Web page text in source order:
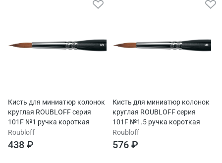
Кисть для миниатюр колонок
круглая ROUBLOFF серия
101F №1 ручка короткая
Roubloff
438 ₽
Кисть для миниатюр колонок
круглая ROUBLOFF серия
101F №1.5 ручка короткая
Roubloff
576 ₽